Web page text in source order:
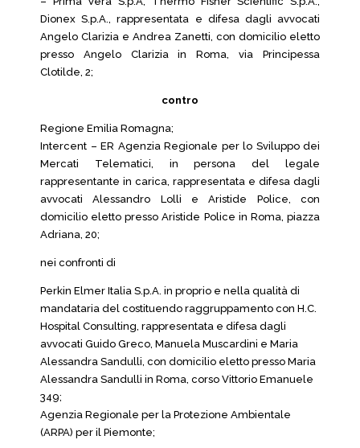
Dionex S.p.A., rappresentata e difesa dagli avvocati
Angelo Clarizia e Andrea Zanetti, con domicilio eletto
presso Angelo Clarizia in Roma, via Principessa
Clotilde, 2;
contro
Regione Emilia Romagna;
Intercent – ER Agenzia Regionale per lo Sviluppo dei
Mercati Telematici, in persona del legale
rappresentante in carica, rappresentata e difesa dagli
avvocati Alessandro Lolli e Aristide Police, con
domicilio eletto presso Aristide Police in Roma, piazza
Adriana, 20;
nei confronti di
Perkin Elmer Italia S.p.A. in proprio e nella qualità di
mandataria del costituendo raggruppamento con H.C.
Hospital Consulting, rappresentata e difesa dagli
avvocati Guido Greco, Manuela Muscardini e Maria
Alessandra Sandulli, con domicilio eletto presso Maria
Alessandra Sandulli in Roma, corso Vittorio Emanuele
349;
Agenzia Regionale per la Protezione Ambientale
(ARPA) per il Piemonte;